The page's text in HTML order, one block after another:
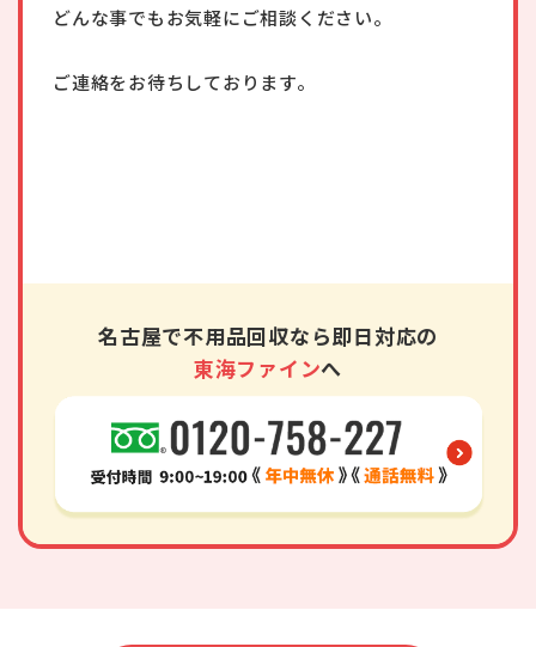
どんな事でもお気軽にご相談ください。
ご連絡をお待ちしております。
名古屋で不用品回収なら即日対応の
東海ファインへ